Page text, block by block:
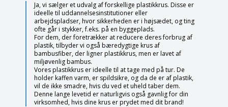
Ja, vi sælger et udvalg af forskellige plastikkrus. Disse er
ideelle til uddannelsesinstitutioner eller
arbejdspladser, hvor sikkerheden er i højsædet, og ting
ofte går i stykker, f.eks. på en byggeplads.
For dem, der foretrækker at reducere deres forbrug af
plastik, tilbyder vi også bæredygtige krus af
bambusfiber, der ligner plastikkrus, men er lavet af
miljøvenlig bambus.
Vores plastikkrus er ideelle til at tage med på tur. De
holder kaffen varm, er spildsikre, og da de er af plastik,
vil de ikke smadre, hvis du ved et uheld taber dem.
Denne lange levetid er naturligvis også gavnlig for din
virksomhed, hvis dine krus er prydet med dit brand!